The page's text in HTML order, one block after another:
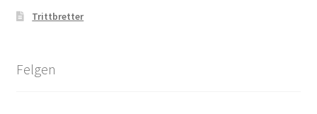
Trittbretter
Felgen